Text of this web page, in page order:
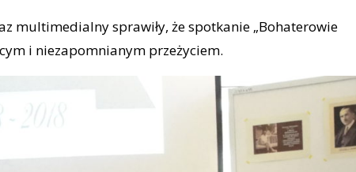
multimedialny sprawiły, że spotkanie „Bohaterowie
i niezapomnianym przeżyciem.